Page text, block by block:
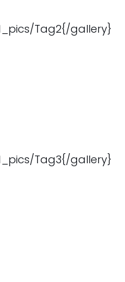
Tag2{/gallery}
Tag3{/gallery}